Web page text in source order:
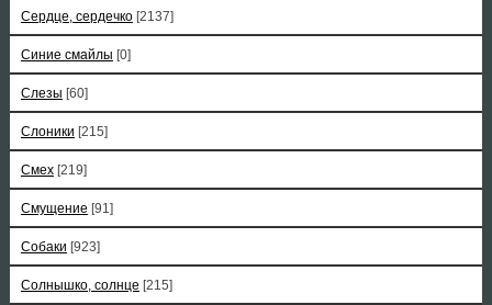
Сердце, сердечко [2137]
Синие смайлы [0]
Слезы [60]
Слоники [215]
Смех [219]
Смущение [91]
Собаки [923]
Солнышко, солнце [215]